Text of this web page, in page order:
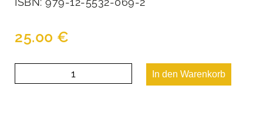
25.00 €
Hexenwesen
In den Warenkorb